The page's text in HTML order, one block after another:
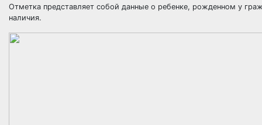
Отметка представляет собой данные о ребенке, рожденном у
наличия.